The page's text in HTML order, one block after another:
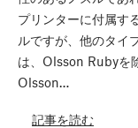
プリンターに付属す
ルですが、他のタイ
は、Olsson Rubyを
Olsson…
記事を読む